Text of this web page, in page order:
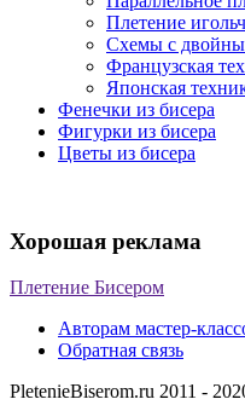
Плетение
Схемы с
Французская
Японская
Фенечки из бисера
Фигурки из бисера
Цветы из бисера
Хорошая реклама
Плетение Бисером
Авторам мастер-
Обратная связь
PletenieBiserom.ru 2011 -